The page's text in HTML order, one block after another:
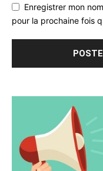
Enregistrer mon
pour la prochaine fois